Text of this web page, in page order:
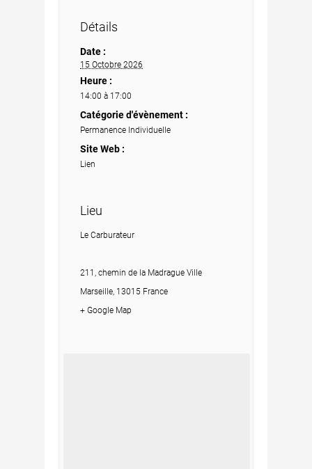
Détails
Date :
15 Octobre 2026
Heure :
14:00 à 17:00
Catégorie d'évènement :
Permanence Individuelle
Site Web :
Lien
Lieu
Le Carburateur
211, chemin de la Madrague Ville
Marseille, 13015 France
+ Google Map